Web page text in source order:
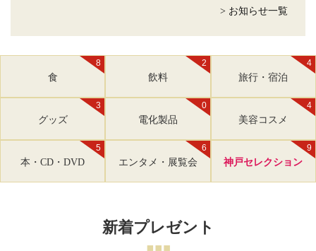
> お知らせ一覧
8
食
2
飲料
4
旅行・宿泊
3
グッズ
0
電化製品
4
美容コスメ
5
本・CD・DVD
6
エンタメ・展覧会
9
神戸セレクション
新着プレゼント